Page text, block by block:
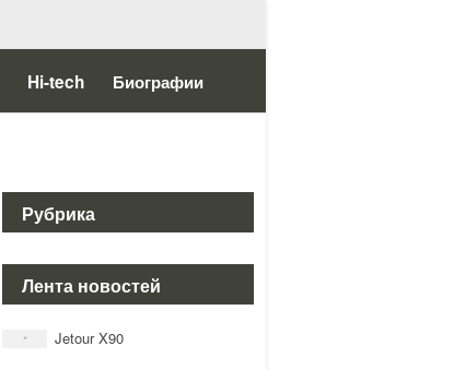
Hi-tech Биографии
Рубрика
Лента новостей
* Jetour X90